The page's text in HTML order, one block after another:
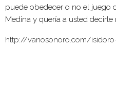
puede obedecer o no el juego
Medina y quería a usted
http://vanosonoro.com/